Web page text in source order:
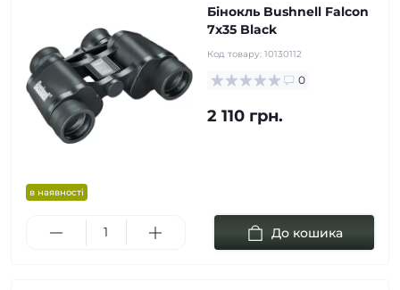
в наявності
Бінокль Bushnell Falcon
7x35 Black
Код товару: 10130112
0
2 110 грн.
До кошика